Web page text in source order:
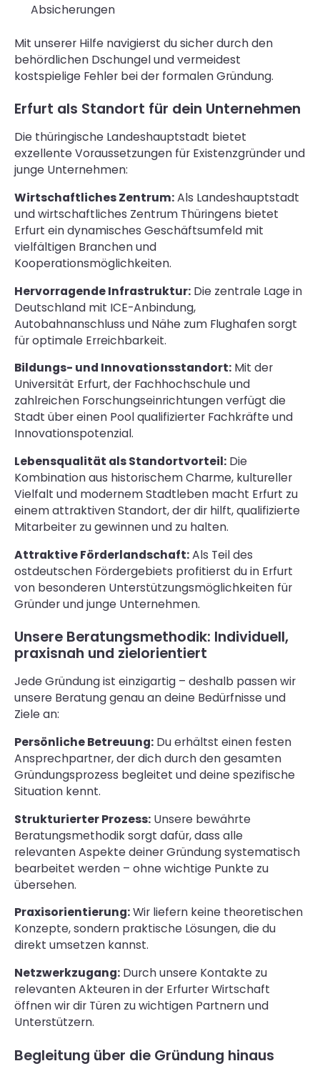
Absicherungen
Mit unserer Hilfe navigierst du sicher durch den
behördlichen Dschungel und vermeidest
kostspielige Fehler bei der formalen Gründung.
Erfurt als Standort für dein Unternehmen
Die thüringische Landeshauptstadt bietet
exzellente Voraussetzungen für Existenzgründer und
junge Unternehmen:
Wirtschaftliches Zentrum:Als Landeshauptstadt
und wirtschaftliches Zentrum Thüringens bietet
Erfurt ein dynamisches Geschäftsumfeld mit
vielfältigen Branchen und
Kooperationsmöglichkeiten.
Hervorragende Infrastruktur:Die zentrale Lage in
Deutschland mit ICE-Anbindung,
Autobahnanschluss und Nähe zum Flughafen sorgt
für optimale Erreichbarkeit.
Bildungs- und Innovationsstandort:Mit der
Universität Erfurt, der Fachhochschule und
zahlreichen Forschungseinrichtungen verfügt die
Stadt über einen Pool qualifizierter Fachkräfte und
Innovationspotenzial.
Lebensqualität als Standortvorteil:Die
Kombination aus historischem Charme, kultureller
Vielfalt und modernem Stadtleben macht Erfurt zu
einem attraktiven Standort, der dir hilft, qualifizierte
Mitarbeiter zu gewinnen und zu halten.
Attraktive Förderlandschaft:Als Teil des
ostdeutschen Fördergebiets profitierst du in Erfurt
von besonderen Unterstützungsmöglichkeiten für
Gründer und junge Unternehmen.
Unsere Beratungsmethodik: Individuell,
praxisnah und zielorientiert
Jede Gründung ist einzigartig – deshalb passen wir
unsere Beratung genau an deine Bedürfnisse und
Ziele an:
Persönliche Betreuung:Du erhältst einen festen
Ansprechpartner, der dich durch den gesamten
Gründungsprozess begleitet und deine spezifische
Situation kennt.
Strukturierter Prozess:Unsere bewährte
Beratungsmethodik sorgt dafür, dass alle
relevanten Aspekte deiner Gründung systematisch
bearbeitet werden – ohne wichtige Punkte zu
übersehen.
Praxisorientierung:Wir liefern keine theoretischen
Konzepte, sondern praktische Lösungen, die du
direkt umsetzen kannst.
Netzwerkzugang:Durch unsere Kontakte zu
relevanten Akteuren in der Erfurter Wirtschaft
öffnen wir dir Türen zu wichtigen Partnern und
Unterstützern.
Begleitung über die Gründung hinaus